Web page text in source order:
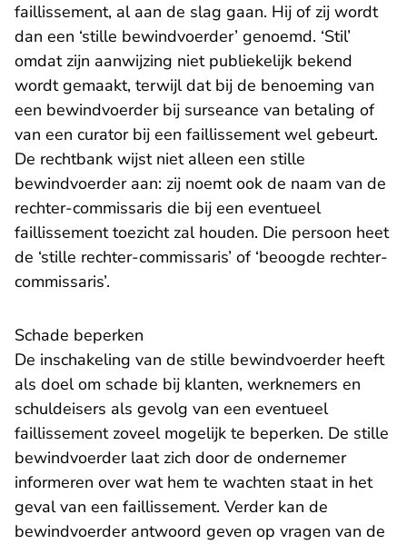
faillissement, al aan de slag gaan. Hij of zij wordt
dan een ‘stille bewindvoerder’ genoemd. ‘Stil’
omdat zijn aanwijzing niet publiekelijk bekend
wordt gemaakt, terwijl dat bij de benoeming van
een bewindvoerder bij surseance van betaling of
van een curator bij een faillissement wel gebeurt.
De rechtbank wijst niet alleen een stille
bewindvoerder aan: zij noemt ook de naam van de
rechter-commissaris die bij een eventueel
faillissement toezicht zal houden. Die persoon heet
de ‘stille rechter-commissaris’ of ‘beoogde rechter-
commissaris’.
Schade beperken
De inschakeling van de stille bewindvoerder heeft
als doel om schade bij klanten, werknemers en
schuldeisers als gevolg van een eventueel
faillissement zoveel mogelijk te beperken. De stille
bewindvoerder laat zich door de ondernemer
informeren over wat hem te wachten staat in het
geval van een faillissement. Verder kan de
bewindvoerder antwoord geven op vragen van de